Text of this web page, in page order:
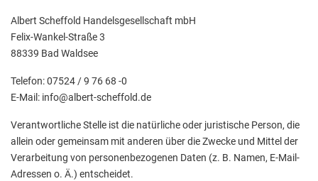
Albert Scheffold Handelsgesellschaft mbH
Felix-Wankel-Straße 3
88339 Bad Waldsee
Telefon: 07524 / 9 76 68 -0
E-Mail: info@albert-scheffold.de
Verantwortliche Stelle ist die natürliche oder juristische Person, die
allein oder gemeinsam mit anderen über die Zwecke und Mittel der
Verarbeitung von personenbezogenen Daten (z. B. Namen, E-Mail-
Adressen o. Ä.) entscheidet.